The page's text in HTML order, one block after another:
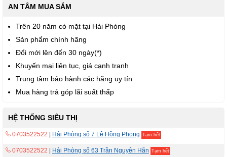
AN TÂM MUA SẮM
Trên 20 năm có mặt tại Hải Phòng
Sản phẩm chính hãng
Đổi mới lên đến 30 ngày(*)
Khuyến mại liên tục, giá cạnh tranh
Trung tâm bảo hành các hãng uy tín
Mua hàng trả góp lãi suất thấp
HỆ THỐNG SIÊU THỊ
0703522522 Hải Phòng số 7 Lê Hồng Phong Tạm hết
0703522522 Hải Phòng số 63 Trần Nguyên Hãn Tạm hết